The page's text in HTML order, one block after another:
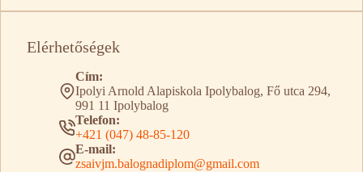
Elérhetőségek
Cím:
Ipolyi Arnold Alapiskola Ipolybalog, Fő utca 294,
991 11 Ipolybalog
Telefon:
+421 (047) 48-85-120
E-mail:
zsaivjm.balognadiplom@gmail.com